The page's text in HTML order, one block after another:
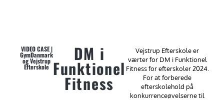
VIDEO CASE |
GymDanmark
og Vejstrup
Efterskole
DM i
Funktionel
Fitness
Vejstrup Efterskole er
værter for DM i Funktionel
Fitness for efterskoler 2024.
For at forberede
efterskolehold på
konkurrenceøvelserne til